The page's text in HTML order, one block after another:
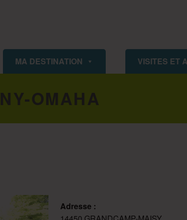
MA DESTINATION VISITES ET
OMAHA
Adresse :